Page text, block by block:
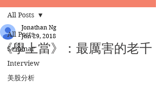
All Posts
Seminar
Interview
美股分析
All Posts
《學上當》：最厲害的老千
Jonathan Ng
Jun 29, 2018